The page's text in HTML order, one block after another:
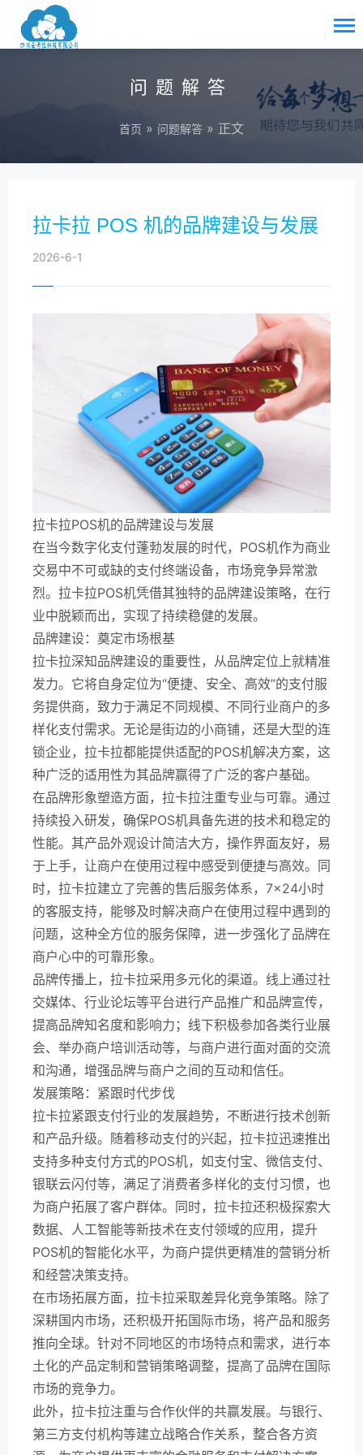
问题解答
首页 » 问题解答 » 正文
拉卡拉 POS 机的品牌建设与发展
2026-6-1
拉卡拉POS机的品牌建设与发展
在当今数字化支付蓬勃发展的时代，POS机作为商业
交易中不可或缺的支付终端设备，市场竞争异常激
烈。拉卡拉POS机凭借其独特的品牌建设策略，在行
业中脱颖而出，实现了持续稳健的发展。
品牌建设：奠定市场根基
拉卡拉深知品牌建设的重要性，从品牌定位上就精准
发力。它将自身定位为“便捷、安全、高效”的支付服
务提供商，致力于满足不同规模、不同行业商户的多
样化支付需求。无论是街边的小商铺，还是大型的连
锁企业，拉卡拉都能提供适配的POS机解决方案，这
种广泛的适用性为其品牌赢得了广泛的客户基础。
在品牌形象塑造方面，拉卡拉注重专业与可靠。通过
持续投入研发，确保POS机具备先进的技术和稳定的
性能。其产品外观设计简洁大方，操作界面友好，易
于上手，让商户在使用过程中感受到便捷与高效。同
时，拉卡拉建立了完善的售后服务体系，7×24小时
的客服支持，能够及时解决商户在使用过程中遇到的
问题，这种全方位的服务保障，进一步强化了品牌在
商户心中的可靠形象。
品牌传播上，拉卡拉采用多元化的渠道。线上通过社
交媒体、行业论坛等平台进行产品推广和品牌宣传，
提高品牌知名度和影响力；线下积极参加各类行业展
会、举办商户培训活动等，与商户进行面对面的交流
和沟通，增强品牌与商户之间的互动和信任。
发展策略：紧跟时代步伐
拉卡拉紧跟支付行业的发展趋势，不断进行技术创新
和产品升级。随着移动支付的兴起，拉卡拉迅速推出
支持多种支付方式的POS机，如支付宝、微信支付、
银联云闪付等，满足了消费者多样化的支付习惯，也
为商户拓展了客户群体。同时，拉卡拉还积极探索大
数据、人工智能等新技术在支付领域的应用，提升
POS机的智能化水平，为商户提供更精准的营销分析
和经营决策支持。
在市场拓展方面，拉卡拉采取差异化竞争策略。除了
深耕国内市场，还积极开拓国际市场，将产品和服务
推向全球。针对不同地区的市场特点和需求，进行本
土化的产品定制和营销策略调整，提高了品牌在国际
市场的竞争力。
此外，拉卡拉注重与合作伙伴的共赢发展。与银行、
第三方支付机构等建立战略合作关系，整合各方资